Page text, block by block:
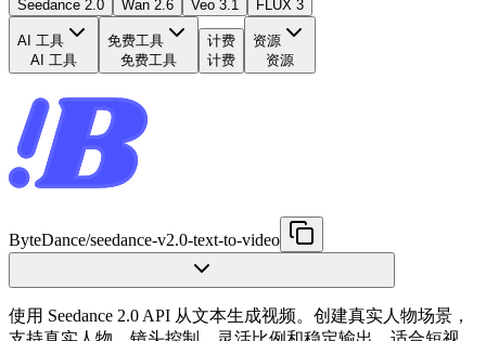
Seedance 2.0
Wan 2.6
Veo 3.1
FLUX 3
AI 工具
AI 工具
免费工具
免费工具
计费
计费
资源
资源
ByteDance/seedance-v2.0-text-to-video
使用 Seedance 2.0 API 从文本生成视频。创建真实人物场景，